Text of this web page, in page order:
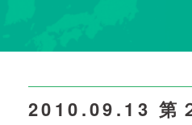
2010.09.13 第